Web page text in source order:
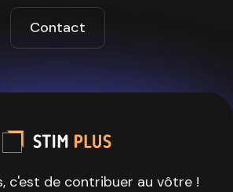
Contact
c'est de contribuer au vôtre !